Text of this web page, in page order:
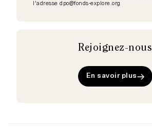
l'adresse dpo@fonds-explore.org
Rejoignez-nous
En savoir plus